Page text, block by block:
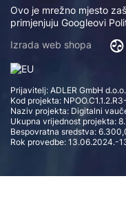
Ovo je mrežno mjesto
primjenjuju Googleovi
Izrada web shopa
Prijavitelj: ADLER GmbH d.o.o.
Kod projekta:
Naziv projekta: Digitalni
Ukupna vrijednost projekta:
Bespovratna sredstva:
Rok provedbe: 13.06.2024.-